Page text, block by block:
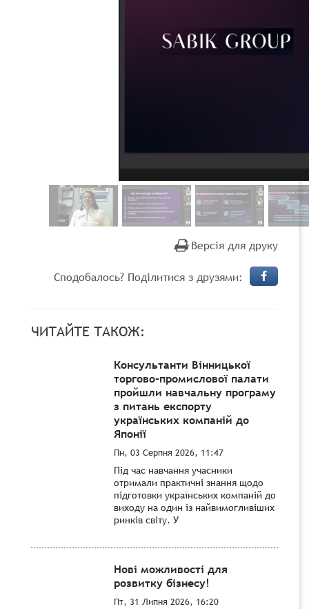
Версія для друку
Сподобалось? Поділитися з друзями:
ЧИТАЙТЕ ТАКОЖ:
Консультанти Вінницької
торгово-промислової палати
пройшли навчальну програму
з питань експорту
українських компаній до
Японії
Пн, 03 Серпня 2026, 11:47
Під час навчання учасники
отримали практичні знання щодо
підготовки українських компаній до
виходу на один із найвимогливіших
ринків світу. У
Нові можливості для
розвитку бізнесу!
Пт, 31 Липня 2026, 16:20